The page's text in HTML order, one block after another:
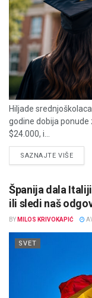
Hiljade
godine dobija
$24.000, i...
SAZNAJTE VIŠE
Španija dala
ili sledi naš
BY MILOS KRIVOKAPIĆ
SVET